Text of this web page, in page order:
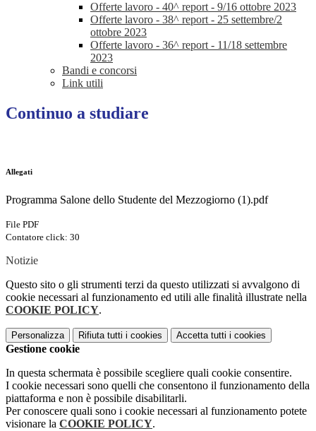
Offerte lavoro - 40^ report - 9/16 ottobre 2023
Offerte lavoro - 38^ report - 25 settembre/2
ottobre 2023
Offerte lavoro - 36^ report - 11/18 settembre
2023
Bandi e concorsi
Link utili
Continuo a studiare
Allegati
Programma Salone dello Studente del Mezzogiorno (1).pdf
File PDF
Contatore click: 30
Notizie
Questo sito o gli strumenti terzi da questo utilizzati si avvalgono di
cookie necessari al funzionamento ed utili alle finalità illustrate nella
COOKIE POLICY.
Personalizza Rifiuta tutti i cookies Accetta tutti i cookies
Gestione cookie
In questa schermata è possibile scegliere quali cookie consentire.
I cookie necessari sono quelli che consentono il funzionamento della
piattaforma e non è possibile disabilitarli.
Per conoscere quali sono i cookie necessari al funzionamento potete
visionare la COOKIE POLICY.